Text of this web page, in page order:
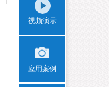
视频演示
应用案例